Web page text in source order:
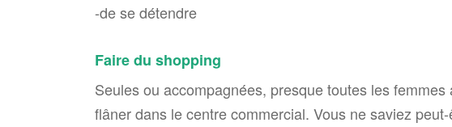
-de se détendre
Faire du shopping
Seules ou accompagnées, presque toutes les
flâner dans le centre commercial. Vous ne saviez